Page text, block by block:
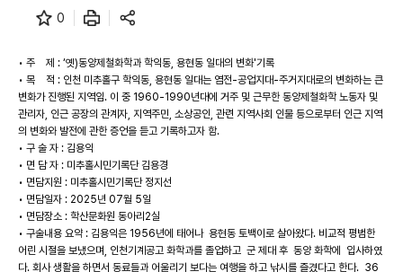
0
• 주 제 : ‘옛)동양제철화학과 학익동, 용현동 일대의 변화'기록
• 목 적 : 인천 미추홀구 학익동, 용현동 일대는 염전-공업지대-주거지대로의 변화하는 큰
변화가 진행된 지역임. 이 중 1960-1990년대에 거주 및 근무한 동양제철화학 노동자 및
관리자, 인근 공장의 관계자, 지역주민, 소상공인, 관련 지역사회 인물 등으로부터 인근 지역
의 변화와 발전에 관한 증언을 듣고 기록하고자 함.
• 구 술 자 : 김용익
• 면 담 자 : 미추홀시민기록단 김용경
• 면담지원 : 미추홀시민기록단 정지선
• 면담일자 : 2025년 07월 5일
• 면담장소 : 학산문화원 동아리2실
• 구술내용 요약 : 김용익은 1956년에 태어나 용현동 토백이로 살아왔다. 비교적 평범한
어린 시절을 보냈으며, 인천기계공고 화학과를 졸업하고 군 제대 후 동양 화학에 입사하였
다. 회사 생활을 하면서 동료들과 어울리기 보다는 여행을 하고 낚시를 즐겼다고 한다. 36